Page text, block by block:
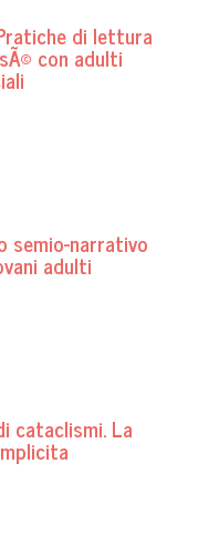
di lettura
con adulti
semio-narrativo
adulti
cataclismi. La